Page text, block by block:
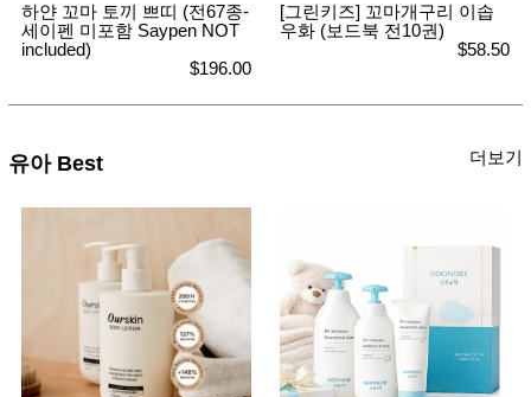
하얀 꼬마 토끼 쁘띠 (전67종-
세이펜 미포함 Saypen NOT
included)
$196.00
[그린키즈] 꼬마개구리 이솝
우화 (보드북 전10권)
$58.50
유아 Best 더보기